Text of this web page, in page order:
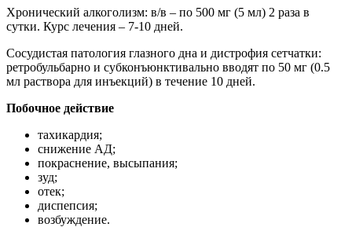
Хронический алкоголизм: в/в – по 500 мг (5 мл) 2 раза в
сутки. Курс лечения – 7-10 дней.
Сосудистая патология глазного дна и дистрофия сетчатки:
ретробульбарно и субконъюнктивально вводят по 50 мг (0.5
мл раствора для инъекций) в течение 10 дней.
Побочное действие
тахикардия;
снижение АД;
покраснение, высыпания;
зуд;
отек;
диспепсия;
возбуждение.